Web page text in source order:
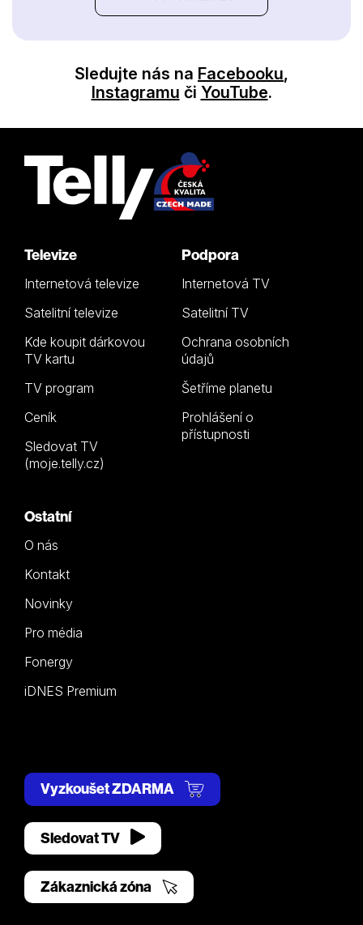
Sledujte nás na Facebooku,
Instagramu či YouTube.
Televize
Internetová televize
Satelitní televize
Kde koupit dárkovou
TV kartu
TV program
Ceník
Sledovat TV
(moje.telly.cz)
Podpora
Internetová TV
Satelitní TV
Ochrana osobních
údajů
Šetříme planetu
Prohlášení o
přístupnosti
Ostatní
O nás
Kontakt
Novinky
Pro média
Fonergy
iDNES Premium
Vyzkoušet ZDARMA
Sledovat TV
Zákaznická zóna